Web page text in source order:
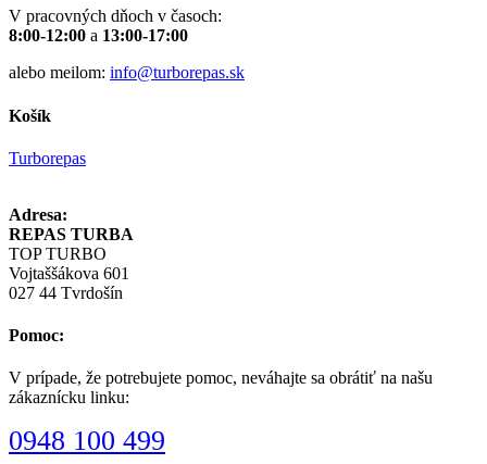
V pracovných dňoch v časoch:
8:00-12:00 a 13:00-17:00
alebo meilom: info@turborepas.sk
Košík
Turborepas
Adresa:
REPAS TURBA
TOP TURBO
Vojtaššákova 601
027 44 Tvrdošín
Pomoc:
V prípade, že potrebujete pomoc, neváhajte sa obrátiť na našu
zákaznícku linku:
0948 100 499